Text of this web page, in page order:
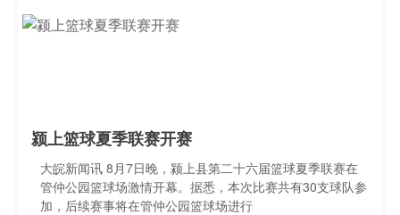
颍上篮球夏季联赛开赛
大皖新闻讯 8月7日晚，颍上县第二十六届篮球夏季联赛在
管仲公园篮球场激情开幕。据悉，本次比赛共有30支球队参
加，后续赛事将在管仲公园篮球场进行